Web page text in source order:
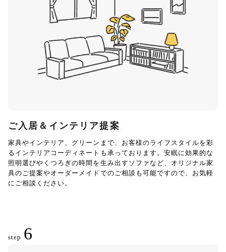
ご入居＆インテリア提案
家具やインテリア、グリーンまで、お客様のライフスタイルを彩
るインテリアコーディネートも承っております。安眠に効果的な
照明選びやくつろぎの時間を生み出すソファなど、オリジナル家
具のご提案やオーダーメイドでのご相談も可能ですので、お気軽
にご相談ください。
step 6